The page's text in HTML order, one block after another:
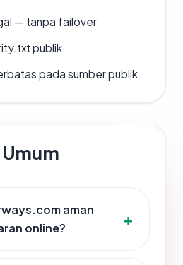
— tanpa failover
publik
pada sumber publik
aman
online?